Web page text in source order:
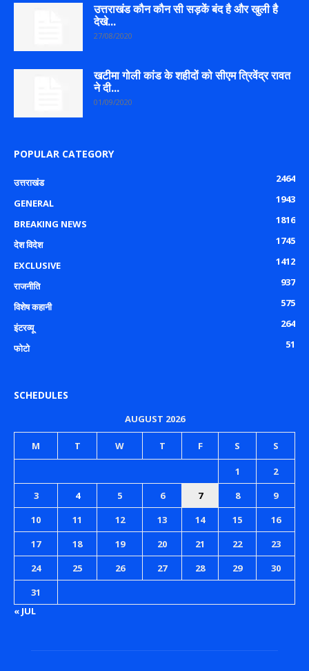
उत्तराखंड कौन कौन सी सड़कें बंद है और खुली है
देखे...
27/08/2020
खटीमा गोली कांड के शहीदों को सीएम त्रिवेंद्र रावत
ने दी...
01/09/2020
POPULAR CATEGORY
उत्तराखंड
2464
GENERAL
1943
BREAKING NEWS
1816
देश विदेश
1745
EXCLUSIVE
1412
राजनीति
937
विशेष कहानी
575
इंटरव्यू
264
फोटो
51
SCHEDULES
AUGUST 2026
M T W T F S S
1
2
3
4 5 6 7 8
9
10
11 12 13 14 15
16
17
18 19 20 21 22
23
24
25 26 27 28 29
30
31
« JUL